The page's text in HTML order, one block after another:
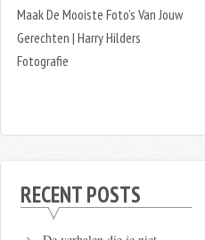
Maak De Mooiste Foto’s Van Jouw
Gerechten | Harry Hilders
Fotografie
RECENT POSTS